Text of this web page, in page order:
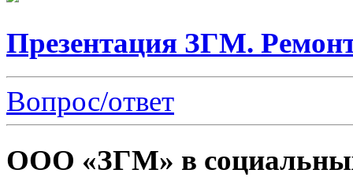
Презентация ЗГМ.
Вопрос/ответ
ООО «ЗГМ» в